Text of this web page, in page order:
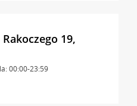
19,
00:00-23:59